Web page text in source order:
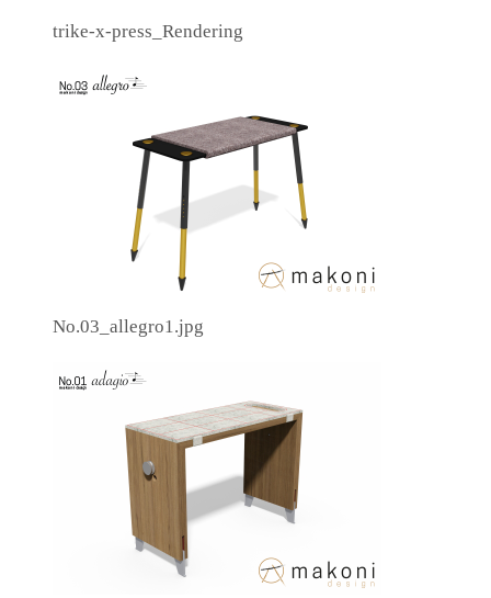
trike-x-press_Rendering
No.03_allegro1.jpg